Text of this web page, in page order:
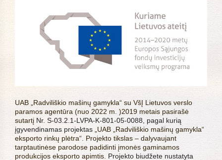
UAB „Radviliškio mašinų gamykla“ su VšĮ Lietuvos verslo
paramos agentūra (nuo 2022 m. )2019 metais pasirašė
sutartį Nr. S-03.2.1-LVPA-K-801-05-0088, pagal kurią
įgyvendinamas projektas
„UAB „Radviliškio mašinų gamykla“
eksporto rinkų plėtra“. Projekto tikslas – dalyvaujant
tarptautinėse parodose padidinti įmonės gaminamos
produkcijos eksporto apimtis. Projekto biudžete nustatyta